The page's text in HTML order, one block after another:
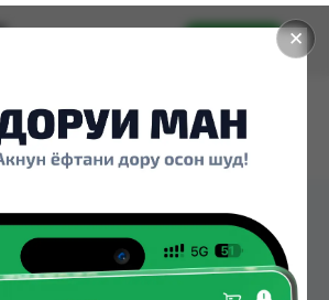
✕
Установить
INTENSIV